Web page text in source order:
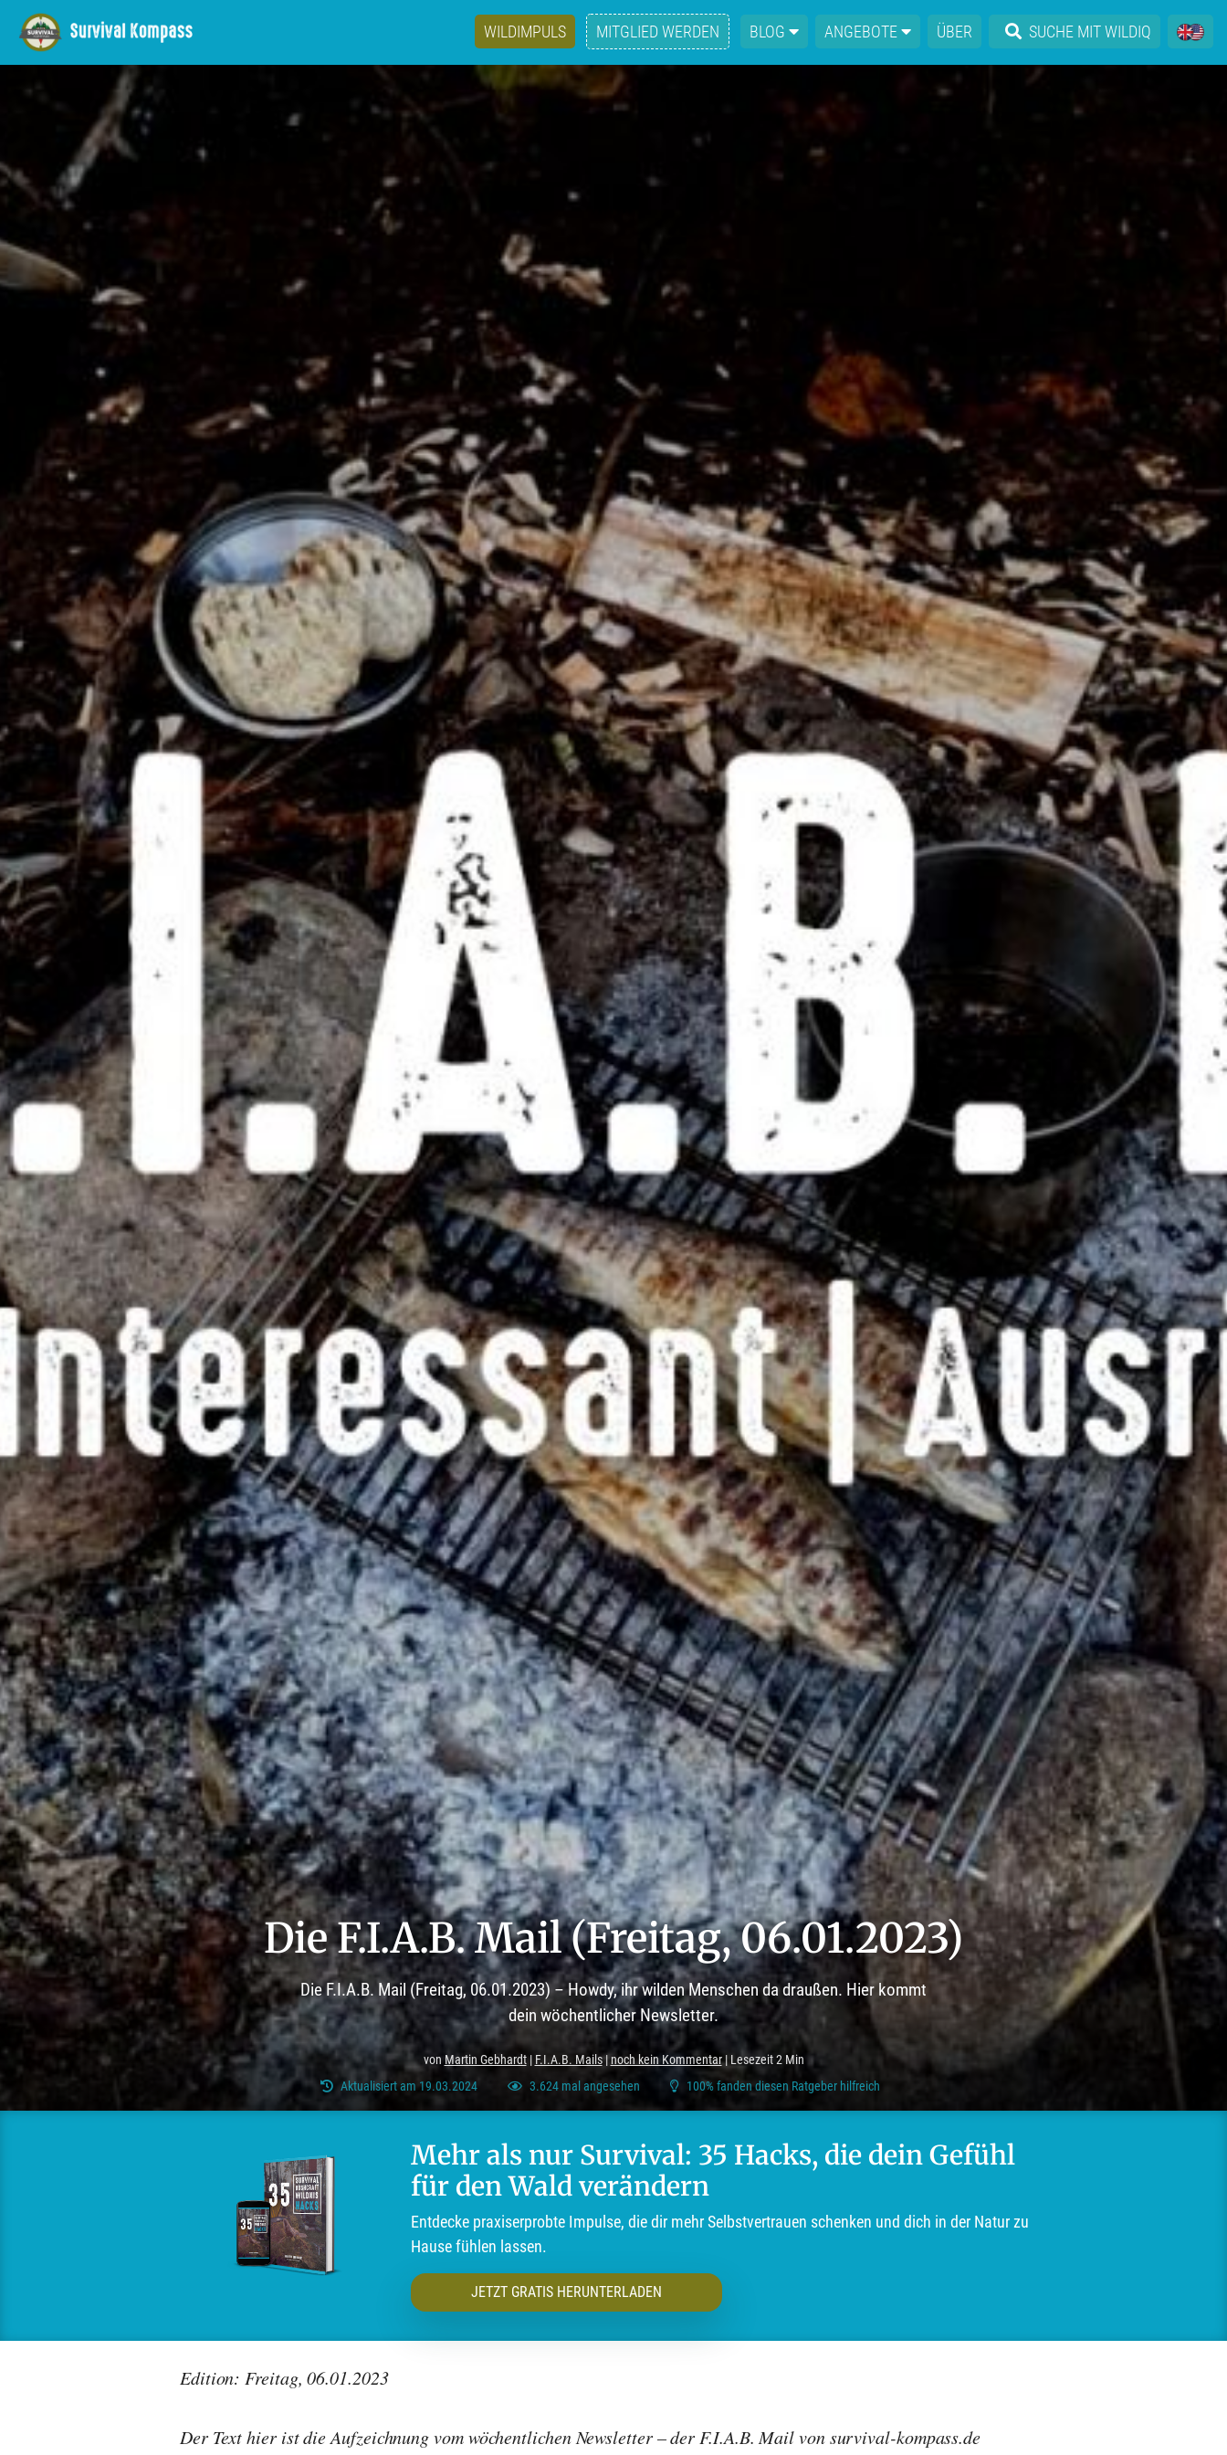
WILDIMPULS MITGLIED WERDEN BLOG ANGEBOTE ÜBER SUCHE MIT WILDIQ
Die F.I.A.B. Mail (Freitag, 06.01.2023)
Die F.I.A.B. Mail (Freitag, 06.01.2023) – Howdy, ihr wilden Menschen da draußen. Hier kommt
dein wöchentlicher Newsletter.
von Martin Gebhardt| F.I.A.B. Mails| noch kein Kommentar| Lesezeit 2 Min
Aktualisiert am 19.03.2024 3.624 mal angesehen 100% fanden diesen Ratgeber hilfreich
Mehr als nur Survival: 35 Hacks, die dein Gefühl
für den Wald verändern
Entdecke praxiserprobte Impulse, die dir mehr Selbstvertrauen schenken und dich in der Natur zu
Hause fühlen lassen.
JETZT GRATIS HERUNTERLADEN
Edition: Freitag, 06.01.2023
Der Text hier ist die Aufzeichnung vom wöchentlichen Newsletter – der F.I.A.B. Mail von survival-kompass.de